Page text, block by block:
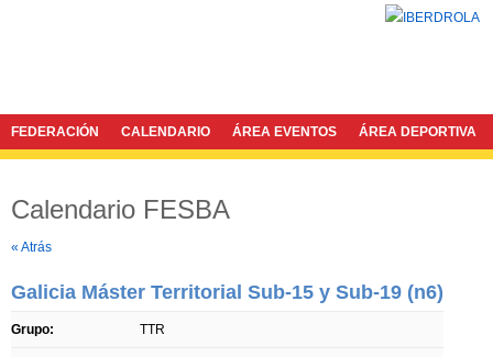
FEDERACIÓN CALENDARIO ÁREA EVENTOS ÁREA DEPORTIVA
Calendario FESBA
« Atrás
Galicia Máster Territorial Sub-15 y Sub-19 (n6)
Grupo: TTR